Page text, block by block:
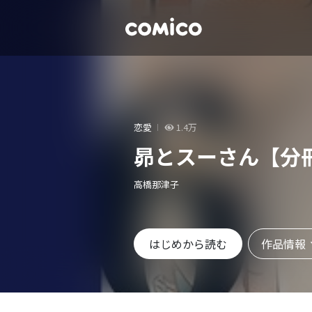
恋愛 1.4万
昴とスーさん【分
高橋那津子
はじめから読む 作品情報